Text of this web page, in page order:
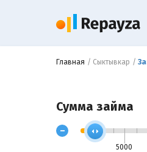
Главная Сыктывкар
Сумма займа
-
5000